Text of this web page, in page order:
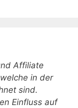
Affiliate
in der
sind.
Einfluss auf